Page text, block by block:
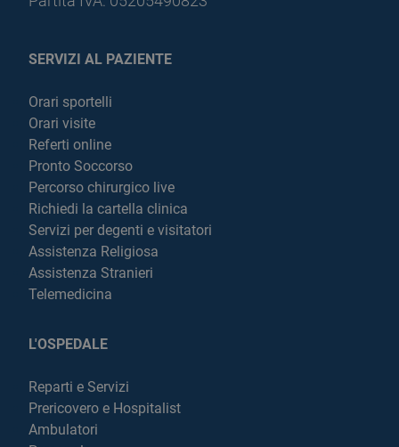
SERVIZI AL PAZIENTE
Orari sportelli
Orari visite
Referti online
Pronto Soccorso
Percorso chirurgico live
Richiedi la cartella clinica
Servizi per degenti e visitatori
Assistenza Religiosa
Assistenza Stranieri
Telemedicina
L'OSPEDALE
Reparti e Servizi
Prericovero e Hospitalist
Ambulatori